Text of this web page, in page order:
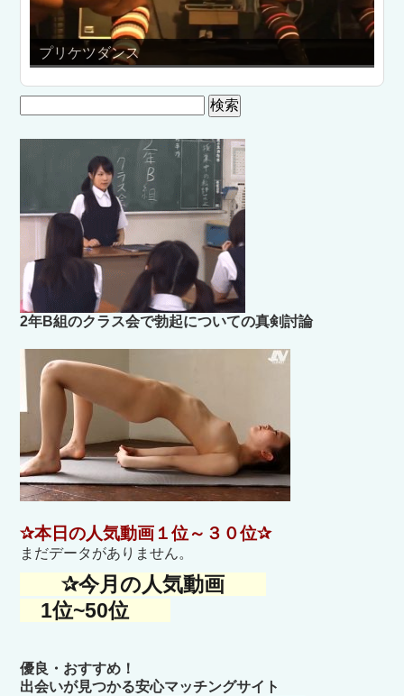
プリケツダンス
索:
2年B組のクラス会で勃起についての真剣討論
✰本日の人気動画１位～３０位✰
まだデータがありません。
✰今月の人気動画
1位~50位
優良・おすすめ！
出会いが見つかる安心マッチングサイト